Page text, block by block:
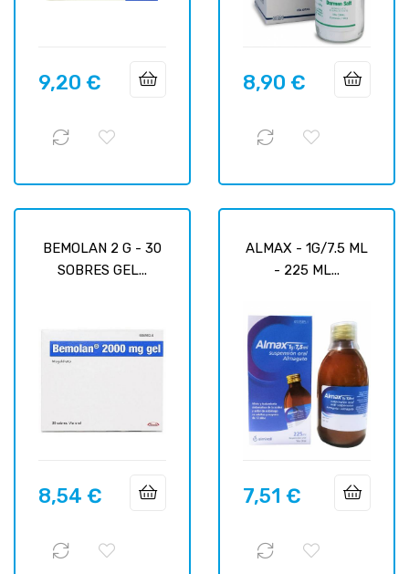
Prix
9,20 € Prix
8,90 €
BEMOLAN 2 G - 30
SOBRES GEL...
Prix
8,54 €
ALMAX - 1G/7.5 ML
- 225 ML...
Prix
7,51 €